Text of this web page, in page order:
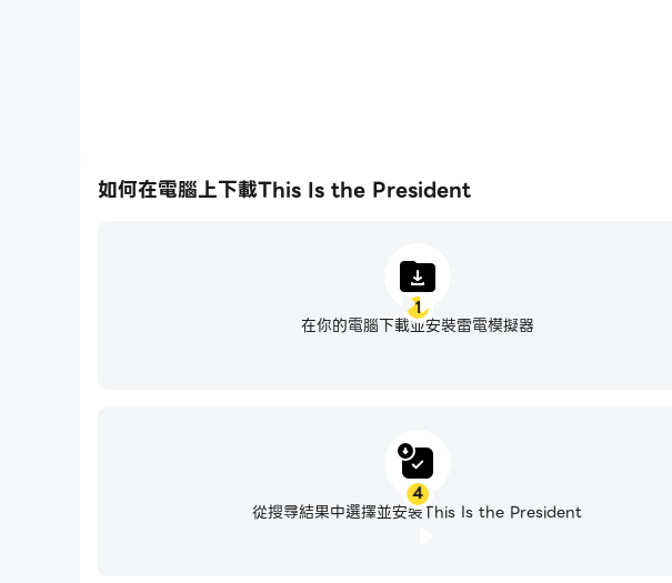
如何在電腦上下載This Is the President
1
在你的電腦下載並安裝雷電模擬器
4
從搜尋結果中選擇並安裝This Is the President